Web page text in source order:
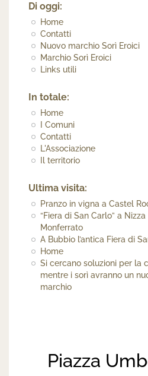
Di oggi:
Home
Contatti
Nuovo marchio Sorì Eroici
Marchio Sorì Eroici
Links utili
In totale:
Home
I Comuni
Contatti
L'Associazione
Il territorio
Ultima visita:
Pranzo in vigna a Castel
“Fiera di San Carlo” a Nizza
Monferrato
A Bubbio l’antica Fiera di
Home
Si cercano soluzioni per la
mentre i sorì avranno un
marchio
Piazza